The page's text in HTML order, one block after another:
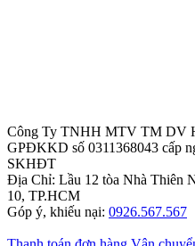
Công Ty TNHH MTV TM DV
GPĐKKD số 0311368043 cấp
SKHĐT
Địa Chỉ: Lầu 12 tòa Nhà Thiên
10, TP.HCM
Góp ý, khiếu nại: 0926.567.567